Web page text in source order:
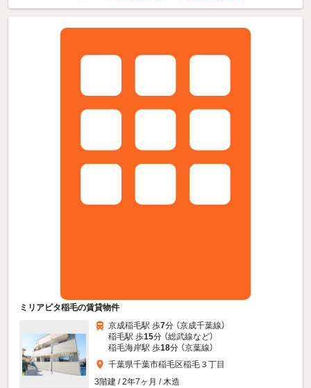
ミリアビタ稲毛の賃貸物件
京成稲毛駅 歩7分 （京成千葉線）
稲毛駅 歩15分 （総武線など）
稲毛海岸駅 歩18分 （京葉線）
千葉県千葉市稲毛区稲毛３丁目
3階建 / 2年7ヶ月 / 木造